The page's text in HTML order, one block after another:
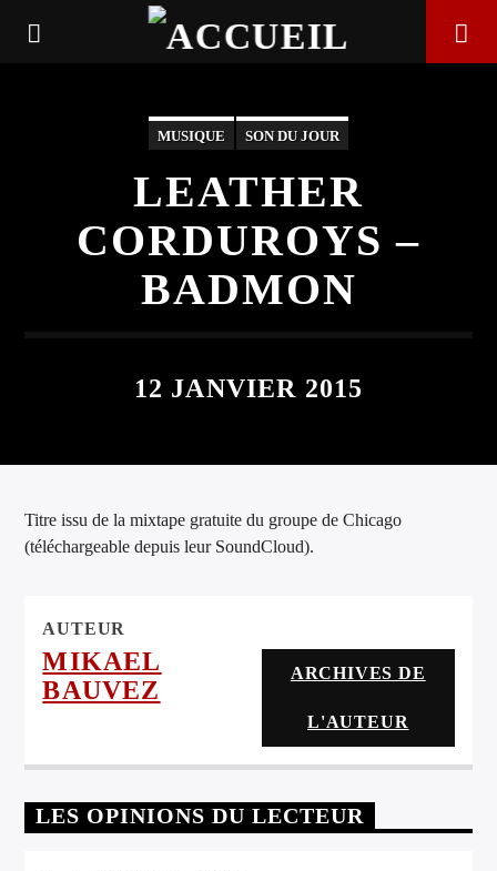
TITRE
MUSIQUE SON DU JOUR
LEATHER
CORDUROYS –
BADMON
12 JANVIER 2015
Titre issu de la mixtape gratuite du groupe de Chicago
(téléchargeable depuis leur SoundCloud).
AUTEUR
MIKAEL
BAUVEZ
ARCHIVES DE
L'AUTEUR
LES OPINIONS DU LECTEUR